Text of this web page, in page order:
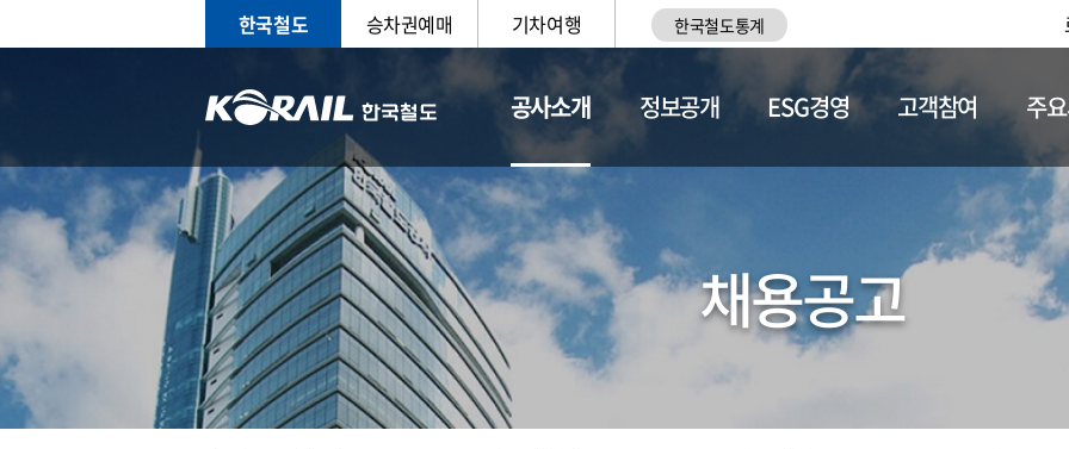
한국철도 승차권예매 기차여행 한국철도통계
공사소개
CEO 일반현황 채용정보
정보공개 ESG경영 고객참여 주
채용공고